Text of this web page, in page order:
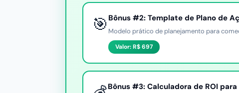
🎯 Bônus #2: Template de Plano de
Modelo prático de planejamento para
Valor: R$ 697
Bônus #3: Calculadora de ROI para